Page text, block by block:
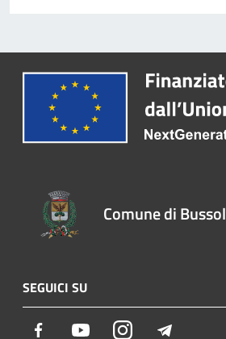
Comune di
SEGUICI SU
Facebook YoutubeInstagram